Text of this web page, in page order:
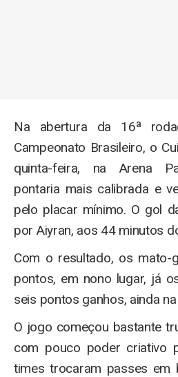
Na abertura da 16ª
Campeonato Brasileiro, o
quinta-feira, na Arena
pontaria mais calibrada e
pelo placar mínimo. O gol
por Aiyran, aos 44 minutos
Com o resultado, os mato-
pontos, em nono lugar, já
seis pontos ganhos, ainda
O jogo começou bastante
com pouco poder criativo
times trocaram passes em